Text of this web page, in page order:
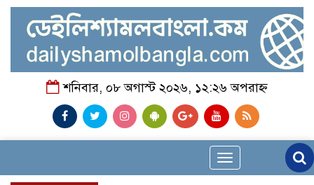
শনিবার, ০৮ অগাস্ট ২০২৬, ১২:২৬ অপরাহ্ন
Toggle
navigation